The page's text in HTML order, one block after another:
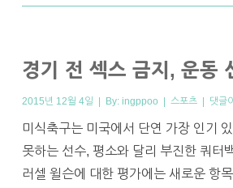
경기 전 섹스 금지, 운동
2015년 12월 4일 | By: ingppoo | 스포츠 | 댓글
미식축구는 미국에서 단연 가장 인기
못하는 선수, 평소와 달리 부진한 쿼터
러셀 윌슨에 대한 평가에는 새로운 항